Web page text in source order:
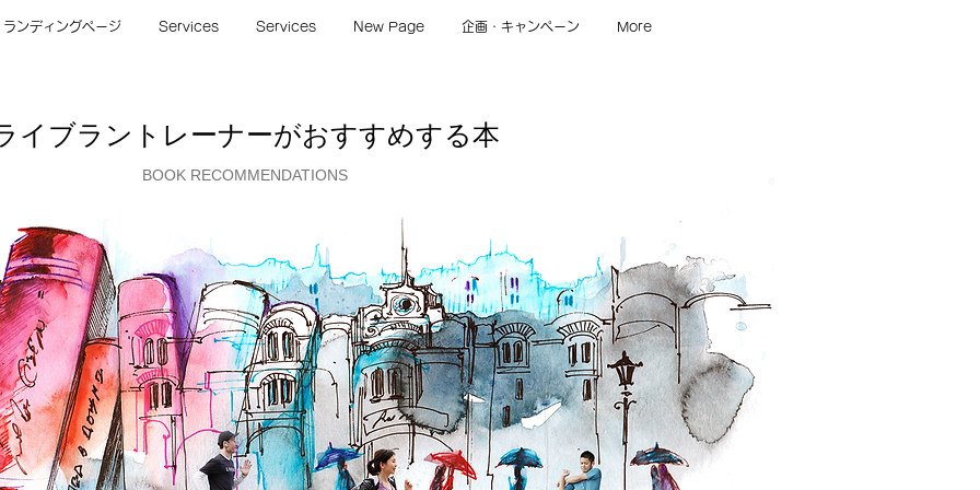
ランディングページ Services Services New Page 企画・キャンペーン More
イブラントレーナーがおすすめする本
BOOK RECOMMENDATIONS